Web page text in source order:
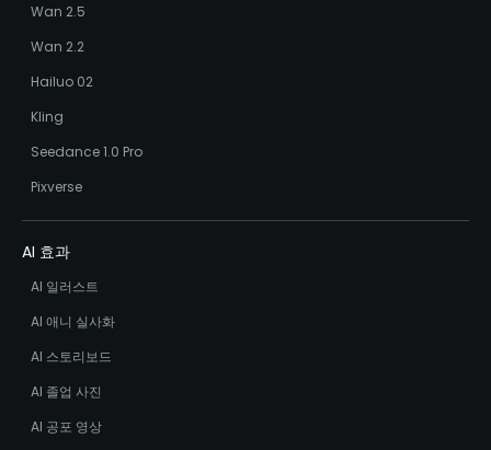
Wan 2.5
Wan 2.2
Hailuo 02
Kling
Seedance 1.0 Pro
Pixverse
AI 효과
AI 일러스트
AI 애니 실사화
AI 스토리보드
AI 졸업 사진
AI 공포 영상